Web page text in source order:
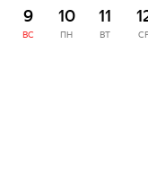
9
ВС
10
ПН
11
ВТ